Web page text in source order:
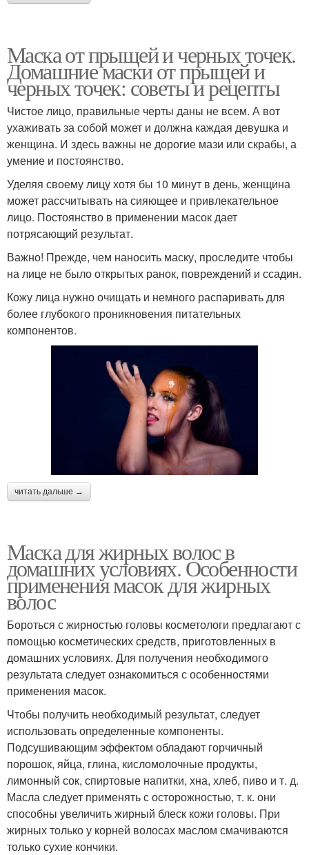
Маска от прыщей и черных точек.
Домашние маски от прыщей и
черных точек: советы и рецепты
Чистое лицо, правильные черты даны не всем. А вот
ухаживать за собой может и должна каждая девушка и
женщина. И здесь важны не дорогие мази или скрабы, а
умение и постоянство.
Уделяя своему лицу хотя бы 10 минут в день, женщина
может рассчитывать на сияющее и привлекательное
лицо. Постоянство в применении масок дает
потрясающий результат.
Важно! Прежде, чем наносить маску, проследите чтобы
на лице не было открытых ранок, повреждений и ссадин.
Кожу лица нужно очищать и немного распаривать для
более глубокого проникновения питательных
компонентов.
читать дальше →
Маска для жирных волос в
домашних условиях. Особенности
применения масок для жирных
волос
Бороться с жирностью головы косметологи предлагают с
помощью косметических средств, приготовленных в
домашних условиях. Для получения необходимого
результата следует ознакомиться с особенностями
применения масок.
Чтобы получить необходимый результат, следует
использовать определенные компоненты.
Подсушивающим эффектом обладают горчичный
порошок, яйца, глина, кисломолочные продукты,
лимонный сок, спиртовые напитки, хна, хлеб, пиво и т. д.
Масла следует применять с осторожностью, т. к. они
способны увеличить жирный блеск кожи головы. При
жирных только у корней волосах маслом смачиваются
только сухие кончики.